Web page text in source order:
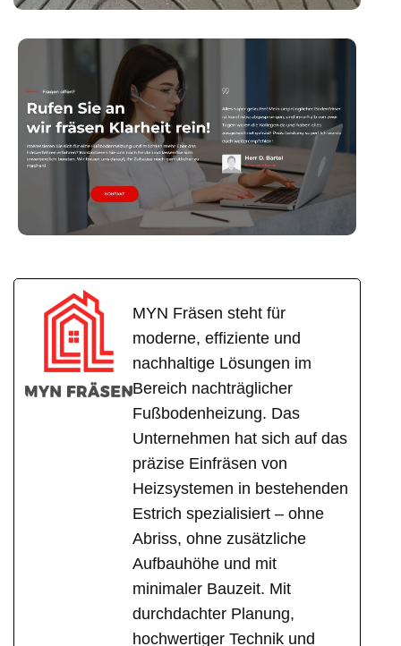
MYN Fräsen steht für
moderne, effiziente und
nachhaltige Lösungen im
Bereich nachträglicher
Fußbodenheizung. Das
Unternehmen hat sich auf das
präzise Einfräsen von
Heizsystemen in bestehenden
Estrich spezialisiert – ohne
Abriss, ohne zusätzliche
Aufbauhöhe und mit
minimaler Bauzeit. Mit
durchdachter Planung,
hochwertiger Technik und